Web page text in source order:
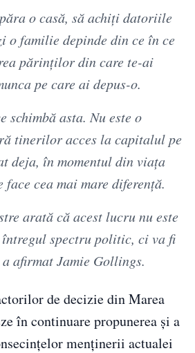
o casă, să achiți datoriile
o familie depinde din ce în ce
părinților din care te-ai
pe care ai depus-o.
schimbă asta. Nu este o
tinerilor acces la capitalul pe
deja, în momentul din viața
cea mai mare diferență.
arată că acest lucru nu este
spectru politic, ci va fi
afirmat Jamie Gollings.
de decizie din Marea
în continuare propunerea și a
menținerii actualei